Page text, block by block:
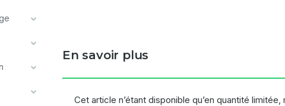
En savoir plus
Cet article n’étant disponible qu’en quantité